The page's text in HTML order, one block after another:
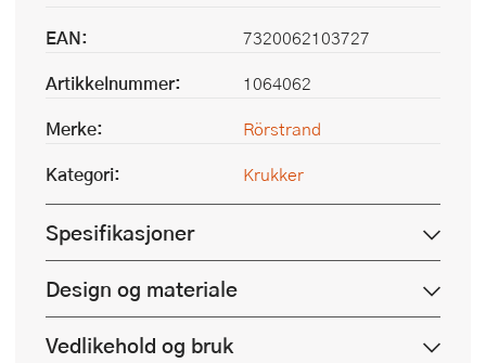
EAN:
7320062103727
Artikkelnummer:
1064062
Merke:
Rörstrand
Kategori:
Krukker
Spesifikasjoner
Design og materiale
Vedlikehold og bruk